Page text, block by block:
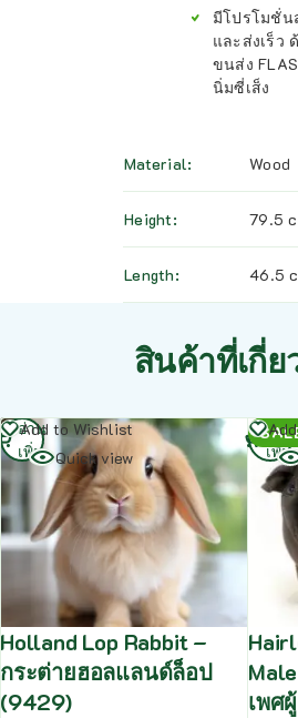
มีโปรโมชั่น
และส่งเร็ว
ขนส่ง
นิ่มซี่เส็ง
Material Wood
Height 79.5
Length 46.5
สินค้าที่เกี่ย
Add to Wishlist
Quick view
Holland Lop Rabbit –
กระต่ายฮอลแลนด์ล็อป
(9429)
อ่าน
เพิ่ม
เพศ
อ่าน
เพิ่ม